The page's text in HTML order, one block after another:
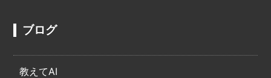
ブログ
教えてAI